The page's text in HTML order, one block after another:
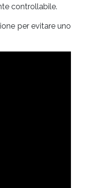
controllabile.
per evitare uno